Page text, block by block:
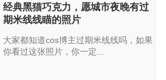
经典黑猫巧克力，愿城市夜晚有过
期米线线瞄的照片
大家都知道cos博主过期米线线吗，如果
你看过这张照片，你一定...